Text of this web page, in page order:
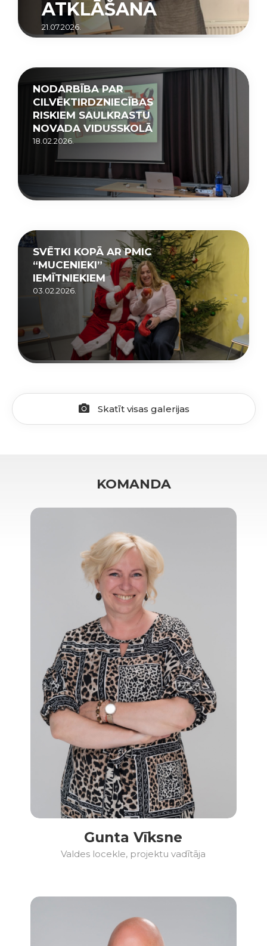
ATKLĀŠANA
21.07.2026.
NODARBĪBA PAR
CILVĒKTIRDZNIECĪBAS
RISKIEM SAULKRASTU
NOVADA VIDUSSKOLĀ
18.02.2026.
SVĒTKI KOPĀ AR PMIC
“MUCENIEKI”
IEMĪTNIEKIEM
03.02.2026.
Skatīt visas galerijas
KOMANDA
Gunta Vīksne
Valdes locekle, projektu vadītāja